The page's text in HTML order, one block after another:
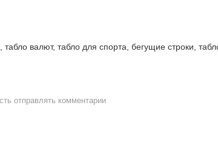
валют, табло для спорта, бегущие строки,
отправлять комментарии